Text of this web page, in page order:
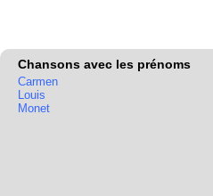
Chansons avec les prénoms
Carmen
Louis
Monet